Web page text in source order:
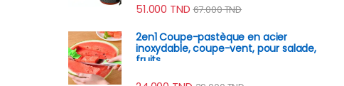
51.000 TND 67.000TND
2en1 Coupe-pastèque en acier
inoxydable, coupe-vent, pour salade,
fruits